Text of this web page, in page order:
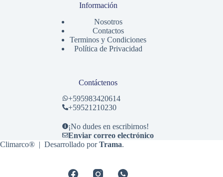
Información
Nosotros
Contactos
Terminos y Condiciones
Política de Privacidad
Contáctenos
+595983420614
+59521210230
¡No dudes en escribirnos!
Enviar correo electrónico
Climarco® | Desarrollado porTrama.